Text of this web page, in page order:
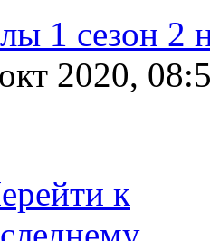
1 сезон 2
2020,